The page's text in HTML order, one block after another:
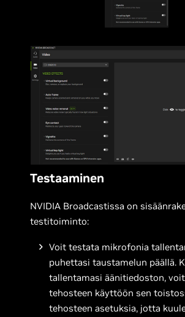
Testaaminen
NVIDIA Broadcastissa on
testitoiminto:
Voit testata mikrofonia
puhettasi taustamelun päällä.
tallentamasi äänitiedoston,
tehosteen käyttöön sen
tehosteen asetuksia, jotta